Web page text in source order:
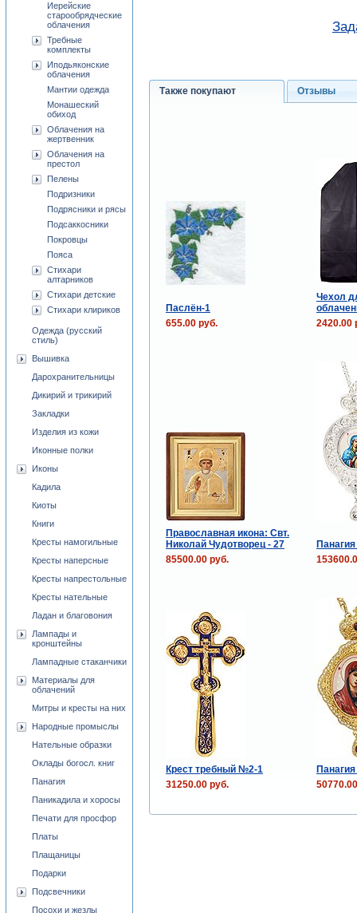
Также покупают Отзывы
Паслён-1
Чехол
655.00 руб.
2420.00
Православная икона: Свт.
Николай Чудотворец - 27
85500.00 руб.
Крест требный №2-1
31250.00 руб.
Иерейские
старообрядческие
облачения
Требные
комплекты
Иподьяконские
облачения
Мантии одежда
Монашеский
обиход
Облачения на
жертвенник
Облачения на
престол
Пелены
Подризники
Подрясники и рясы
Подсаккосники
Покровцы
Пояса
Стихари
алтарников
Стихари детские
Стихари клириков
Одежда (русский
стиль)
Вышивка
Дарохранительницы
Дикирий и трикирий
Закладки
Изделия из кожи
Иконные полки
Иконы
Кадила
Киоты
Книги
Кресты намогильные
Кресты наперсные
Кресты напрестольные
Кресты нательные
Ладан и благовония
Лампады и
кронштейны
Лампадные стаканчики
Материалы для
облачений
Митры и кресты на них
Народные промыслы
Нательные образки
Оклады богосл. книг
Панагия
Паникадила и хоросы
Печати для просфор
Платы
Плащаницы
Подарки
Подсвечники
Посохи и жезлы